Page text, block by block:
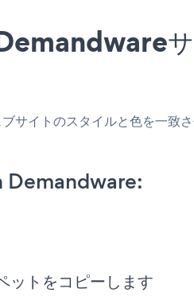
サ
サイトのスタイルと色を一
Demandware:
トをコピーします